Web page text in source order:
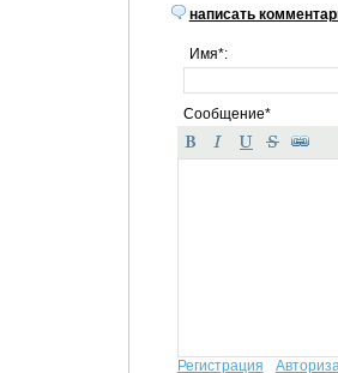
написать
Имя*:
Сообщение*
Регистрация